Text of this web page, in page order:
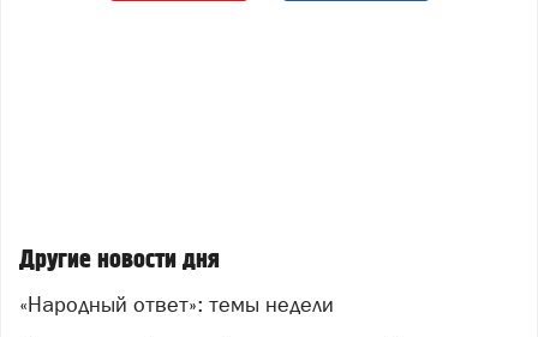
Другие новости дня
«Народный ответ»: темы недели